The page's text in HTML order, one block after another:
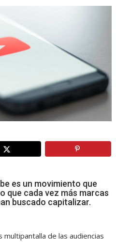
es un movimiento que
que cada vez más marcas
buscado capitalizar.
de las audiencias